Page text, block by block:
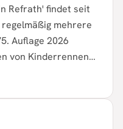
Refrath' findet seit
mehrere
Auflage 2026
von Kinderrennen
(66km), mit
und Vürfelser